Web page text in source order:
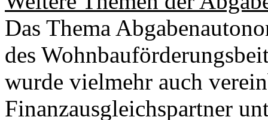
Das Thema
des
wurde vielmehr auch
Finanzausgleichspartner